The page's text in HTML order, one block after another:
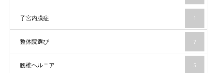
子宮内膜症 1
整体院選び 7
腰椎ヘルニア 5